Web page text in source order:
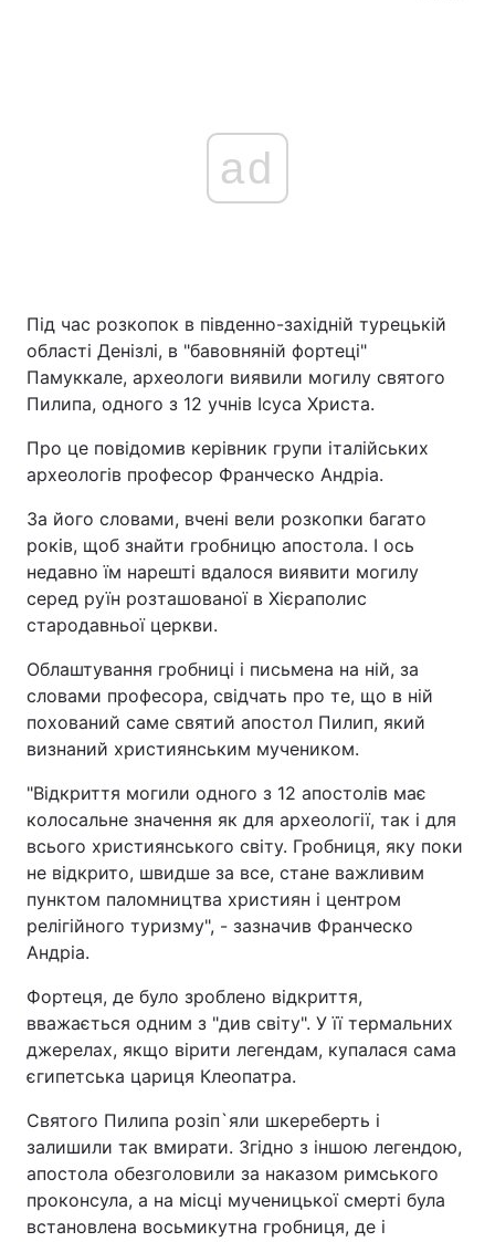
ad
Під час розкопок в південно-західній турецькій
області Денізлі, в "бавовняній фортеці"
Памуккале, археологи виявили могилу святого
Пилипа, одного з 12 учнів Ісуса Христа.
Про це повідомив керівник групи італійських
археологів професор Франческо Андріа.
За його словами, вчені вели розкопки багато
років, щоб знайти гробницю апостола. І ось
недавно їм нарешті вдалося виявити могилу
серед руїн розташованої в Хієраполис
стародавньої церкви.
Облаштування гробниці і письмена на ній, за
словами професора, свідчать про те, що в ній
похований саме святий апостол Пилип, який
визнаний християнським мучеником.
"Відкриття могили одного з 12 апостолів має
колосальне значення як для археології, так і для
всього християнського світу. Гробниця, яку поки
не відкрито, швидше за все, стане важливим
пунктом паломництва християн і центром
релігійного туризму", - зазначив Франческо
Андріа.
Фортеця, де було зроблено відкриття,
вважається одним з "див світу". У її термальних
джерелах, якщо вірити легендам, купалася сама
єгипетська цариця Клеопатра.
Святого Пилипа розіп`яли шкереберть і
залишили так вмирати. Згідно з іншою легендою,
апостола обезголовили за наказом римського
проконсула, а на місці мученицької смерті була
встановлена ​​восьмикутна гробниця, де і